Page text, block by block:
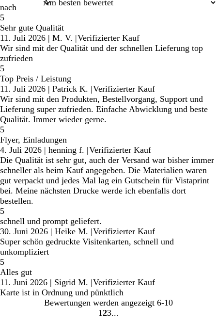
nach
5
Sehr gute Qualität
11. Juli 2026 | M. V. |Verifizierter Kauf
Wir sind mit der Qualität und der schnellen Lieferung top
zufrieden
5
Top Preis / Leistung
11. Juli 2026 | Patrick K. |Verifizierter Kauf
Wir sind mit den Produkten, Bestellvorgang, Support und
Lieferung super zufrieden. Einfache Abwicklung und beste
Qualität. Immer wieder gerne.
5
Flyer, Einladungen
4. Juli 2026 | henning f. |Verifizierter Kauf
Die Qualität ist sehr gut, auch der Versand war bisher immer
schneller als beim Kauf angegeben. Die Materialien waren
gut verpackt und jedes Mal lag ein Gutschein für Vistaprint
bei. Meine nächsten Drucke werde ich ebenfalls dort
bestellen.
5
schnell und prompt geliefert.
30. Juni 2026 | Heike M. |Verifizierter Kauf
Super schön gedruckte Visitenkarten, schnell und
unkompliziert
5
Alles gut
11. Juni 2026 | Sigrid M. |Verifizierter Kauf
Karte ist in Ordnung und pünktlich
Bewertungen werden angezeigt 6-10
Gehe
1 Gehe
2Gehe
3